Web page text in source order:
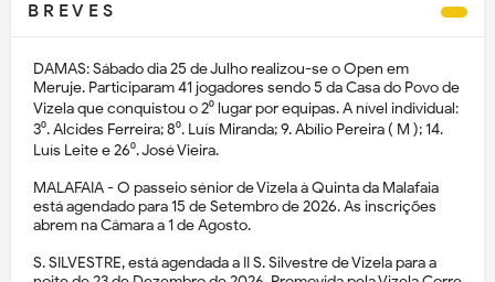
B R E V E S
DAMAS: Sábado dia 25 de Julho realizou-se o Open em
Meruje. Participaram 41 jogadores sendo 5 da Casa do Povo de
Vizela que conquistou o 2⁰ lugar por equipas. A nível individual:
3⁰. Alcides Ferreira; 8⁰. Luís Miranda; 9. Abílio Pereira ( M ); 14.
Luís Leite e 26⁰. José Vieira.
MALAFAIA - O passeio sénior de Vizela à Quinta da Malafaia
está agendado para 15 de Setembro de 2026. As inscrições
abrem na Câmara a 1 de Agosto.
S. SILVESTRE, está agendada a II S. Silvestre de Vizela para a